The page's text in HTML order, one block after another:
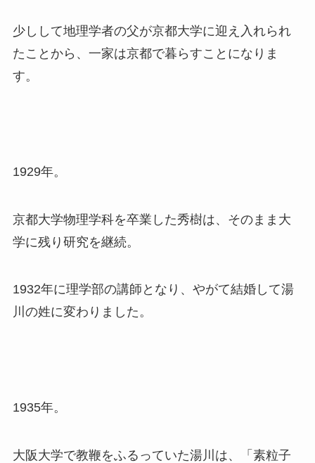
少しして地理学者の父が京都大学に迎え入れられ
たことから、一家は京都で暮らすことになりま
す。
1929年。
京都大学物理学科を卒業した秀樹は、そのまま大
学に残り研究を継続。
1932年に理学部の講師となり、やがて結婚して湯
川の姓に変わりました。
1935年。
大阪大学で教鞭をふるっていた湯川は、「素粒子